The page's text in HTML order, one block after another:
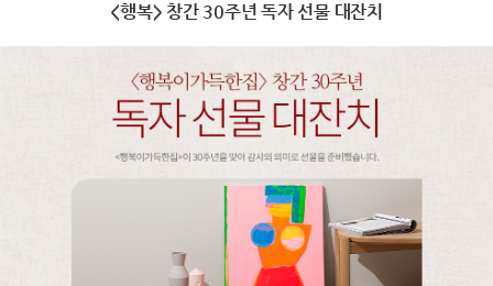
<행복> 창간 30주년 독자 선물 대잔치